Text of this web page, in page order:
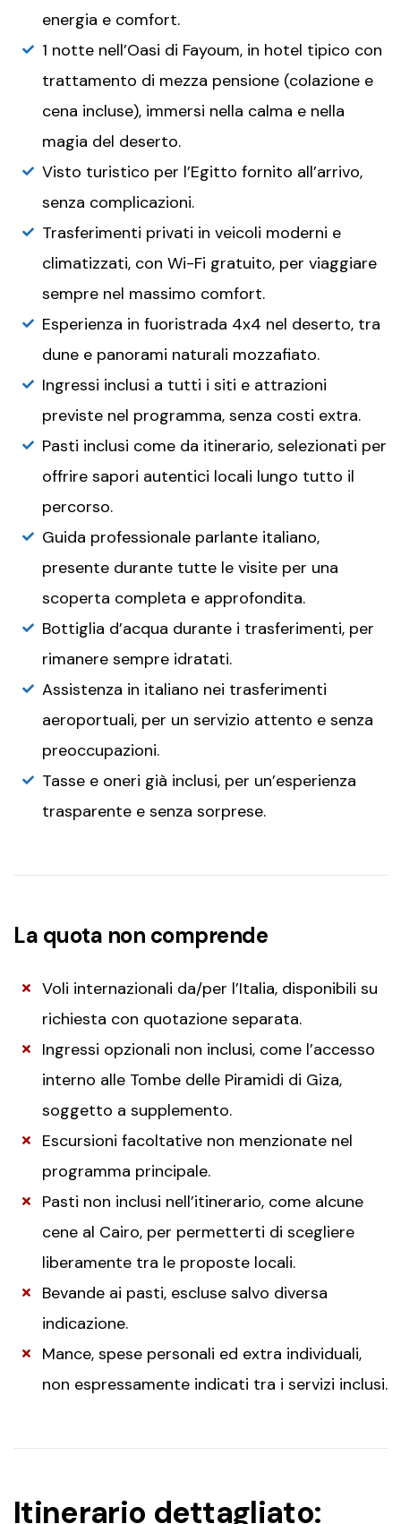
energia e comfort.
1 notte nell’Oasi di Fayoum, in hotel tipico con
trattamento di mezza pensione (colazione e
cena incluse), immersi nella calma e nella
magia del deserto.
Visto turistico per l’Egitto fornito all’arrivo,
senza complicazioni.
Trasferimenti privati in veicoli moderni e
climatizzati, con Wi-Fi gratuito, per viaggiare
sempre nel massimo comfort.
Esperienza in fuoristrada 4x4 nel deserto, tra
dune e panorami naturali mozzafiato.
Ingressi inclusi a tutti i siti e attrazioni
previste nel programma, senza costi extra.
Pasti inclusi come da itinerario, selezionati per
offrire sapori autentici locali lungo tutto il
percorso.
Guida professionale parlante italiano,
presente durante tutte le visite per una
scoperta completa e approfondita.
Bottiglia d’acqua durante i trasferimenti, per
rimanere sempre idratati.
Assistenza in italiano nei trasferimenti
aeroportuali, per un servizio attento e senza
preoccupazioni.
Tasse e oneri già inclusi, per un’esperienza
trasparente e senza sorprese.
La quota non comprende
Voli internazionali da/per l’Italia, disponibili su
richiesta con quotazione separata.
Ingressi opzionali non inclusi, come l’accesso
interno alle Tombe delle Piramidi di Giza,
soggetto a supplemento.
Escursioni facoltative non menzionate nel
programma principale.
Pasti non inclusi nell’itinerario, come alcune
cene al Cairo, per permetterti di scegliere
liberamente tra le proposte locali.
Bevande ai pasti, escluse salvo diversa
indicazione.
Mance, spese personali ed extra individuali,
non espressamente indicati tra i servizi inclusi.
Itinerario dettagliato: